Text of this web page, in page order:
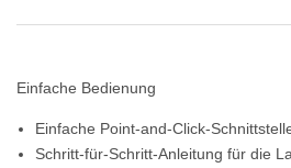
Einfache Bedienung
Einfache Point-and-Click-
Schritt-für-Schritt-Anleitung für die